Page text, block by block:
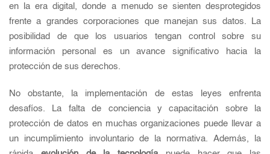
en la era digital, donde a menudo se sienten desprotegidos
frente a grandes corporaciones que manejan sus datos. La
posibilidad de que los usuarios tengan control sobre su
información personal es un avance significativo hacia la
protección de sus derechos.
No obstante, la implementación de estas leyes enfrenta
desafíos. La falta de conciencia y capacitación sobre la
protección de datos en muchas organizaciones puede llevar a
un incumplimiento involuntario de la normativa. Además, la